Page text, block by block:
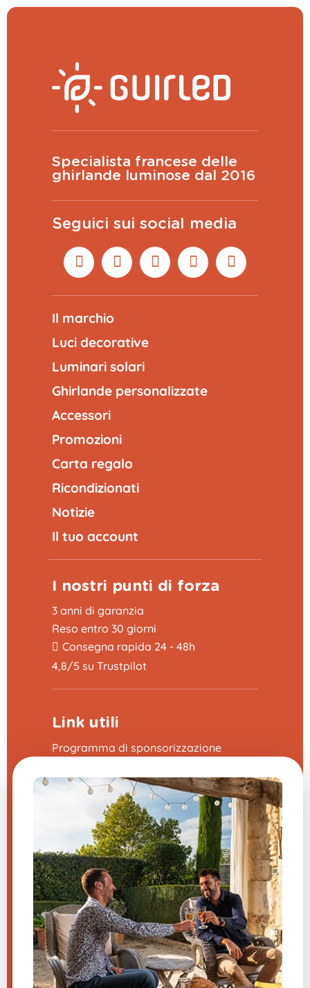
Specialista francese delle
ghirlande luminose dal 2016
Seguici sui social media
Il marchio
Luci decorative
Luminari solari
Ghirlande personalizzate
Accessori
Promozioni
Carta regalo
Ricondizionati
Notizie
Il tuo account
I nostri punti di forza
3 anni di garanzia
Reso entro 30 giorni
Consegna rapida 24 - 48h
4,8/5 su Trustpilot
Link utili
Programma di sponsorizzazione
CGV
Note legali
Contattaci
Impostazioni cookie
Hai una domanda su uno dei
nostri prodotti?
Inviateci un messaggio, vi risponderemo
al più presto.
​